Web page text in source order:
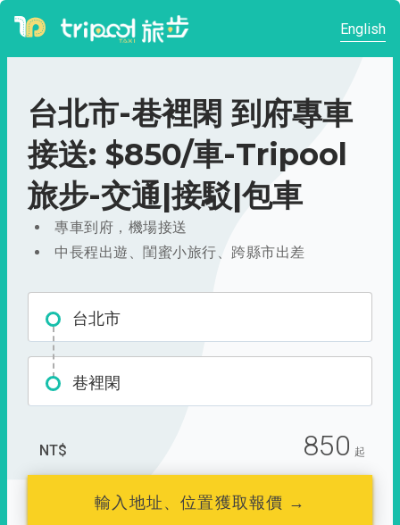
English
台北市-巷裡閑 到府專車
接送: $850/車-Tripool
旅步-交通|接駁|包車
專車到府，機場接送
中長程出遊、閨蜜小旅行、跨縣市出差
台北市
巷裡閑
NT$ 850 起
輸入地址、位置獲取報價 →